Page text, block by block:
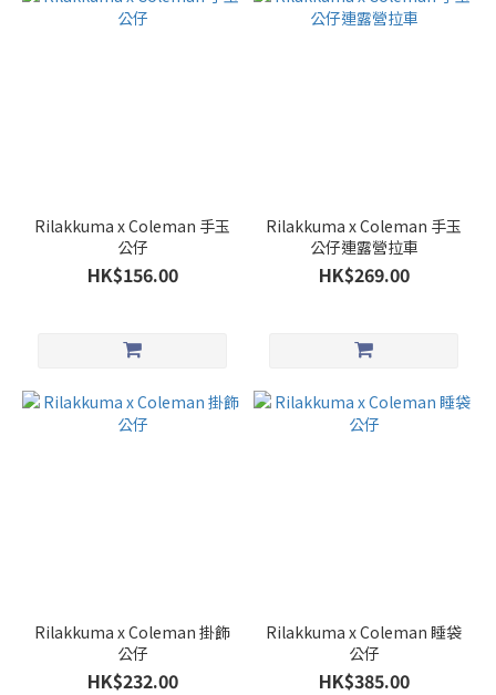
Rilakkuma x Coleman 手玉
公仔
HK$156.00
Rilakkuma x Coleman 手玉
公仔連露營拉車
HK$269.00
Rilakkuma x Coleman 掛飾
公仔
HK$232.00
Rilakkuma x Coleman 睡袋
公仔
HK$385.00